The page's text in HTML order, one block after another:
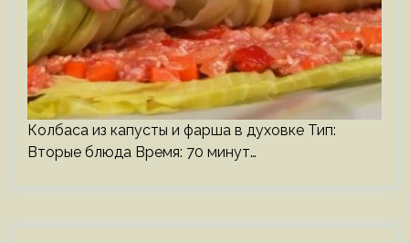
Колбаса из капусты и фарша в духовке Тип:
Вторые блюда Время: 70 минут…